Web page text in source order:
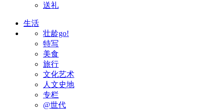
送礼
生活
壮龄go!
特写
美食
旅行
文化艺术
人文史地
专栏
@世代